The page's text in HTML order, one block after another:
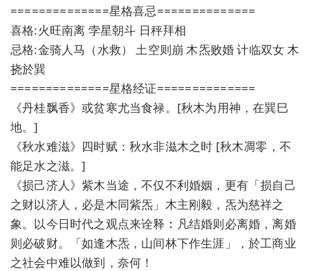
==============星格喜忌==============
喜格:火旺南离 孛星朝斗 日秤拜相
忌格:金骑人马（水救） 土空则崩 木炁败婚 计临双女 木
挠於巽
==============星格经证==============
《丹桂飘香》或贫寒尤当食禄。[秋木为用神，在巽巳
地。]
《秋水难滋》四时赋：秋水非滋木之时 [秋木凋零，不
能足水之滋。]
《损己济人》紫木当途，不仅不利婚姻，更有「损自己
之财以济人，必是木同紫炁」木主刚毅，炁为慈祥之
象。以今日时代之观点来诠释︰凡结婚则必离婚，离婚
则必破财。「如逢木炁，山间林下作生涯」，於工商业
之社会中难以做到，奈何！